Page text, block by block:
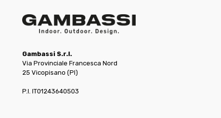
Gambassi S.r.l.
Via Provinciale Francesca Nord
25 Vicopisano (PI)
P.I. IT01243640503